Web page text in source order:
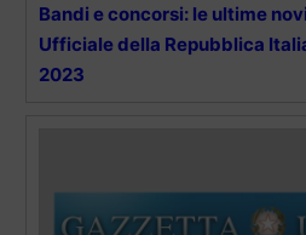
Bandi e concorsi: le ultime
Ufficiale della Repubblica
2023